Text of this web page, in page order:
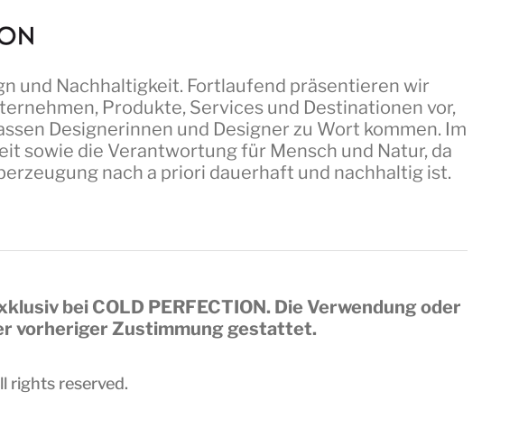
und Nachhaltigkeit. Fortlaufend präsentieren wir
Produkte, Services und Destinationen vor,
Designerinnen und Designer zu Wort kommen. Im
sowie die Verantwortung für Mensch und Natur, da
nach a priori dauerhaft und nachhaltig ist.
bei COLD PERFECTION. Die Verwendung oder
vorheriger Zustimmung gestattet.
rights reserved.